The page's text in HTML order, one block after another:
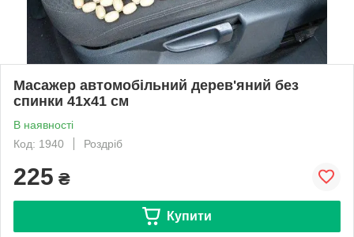
Масажер автомобільний дерев'яний без
спинки 41х41 см
В наявності
Код: 1940
Роздріб
225 ₴
Купити